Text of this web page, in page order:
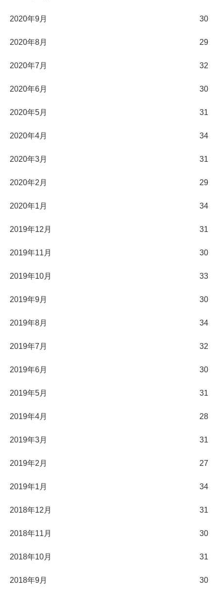
2020年9月 30
2020年8月 29
2020年7月 32
2020年6月 30
2020年5月 31
2020年4月 34
2020年3月 31
2020年2月 29
2020年1月 34
2019年12月 31
2019年11月 30
2019年10月 33
2019年9月 30
2019年8月 34
2019年7月 32
2019年6月 30
2019年5月 31
2019年4月 28
2019年3月 31
2019年2月 27
2019年1月 34
2018年12月 31
2018年11月 30
2018年10月 31
2018年9月 30